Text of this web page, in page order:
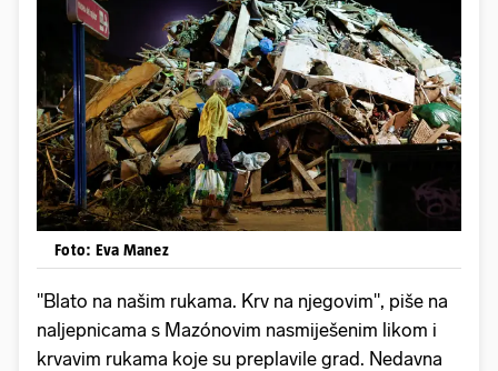
Foto: Eva Manez
"Blato na našim rukama. Krv na njegovim", piše na
naljepnicama s Mazónovim nasmiješenim likom i
krvavim rukama koje su preplavile grad. Nedavna